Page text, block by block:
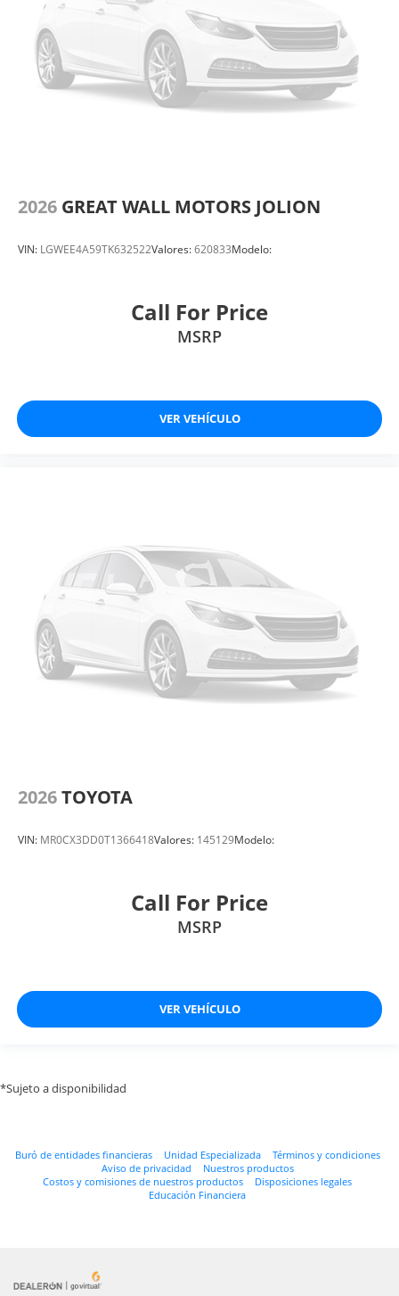
2026 GREAT WALL MOTORS JOLION
VIN: LGWEE4A59TK632522Valores:620833Modelo:
Call For Price
MSRP
VER VEHÍCULO
2026TOYOTA
VIN: MR0CX3DD0T1366418Valores: 145129Modelo:
Call For Price
MSRP
VER VEHÍCULO
*Sujeto a disponibilidad
Buró de entidades financieras Unidad Especializada
Términos y condiciones
Aviso de privacidad
Nuestros productos
Costos y comisiones de nuestros productos
Disposiciones legales
Educación Financiera